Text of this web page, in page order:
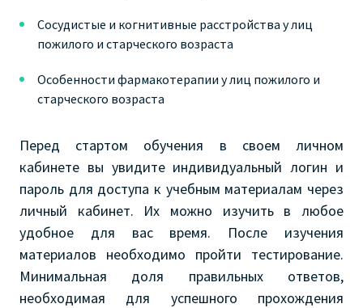
Сосудистые и когнитивные расстройства у лиц
пожилого и старческого возраста
Особенности фармакотерапии у лиц пожилого и
старческого возраста
Перед стартом обучения в своем личном
кабинете вы увидите индивидуальный логин и
пароль для доступа к учебным материалам через
личный кабинет. Их можно изучить в любое
удобное для вас время. После изучения
материалов необходимо пройти тестирование.
Минимальная доля правильных ответов,
необходимая для успешного прохождения